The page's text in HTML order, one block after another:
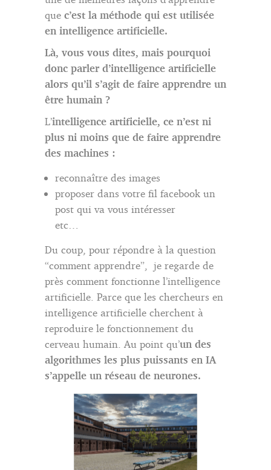
que c’est la méthode qui est utilisée
en intelligence artificielle.
Là, vous vous dites, mais pourquoi
donc parler d’intelligence artificielle
alors qu’il s’agit de faire apprendre un
être humain ?
L’intelligence artificielle, ce n’est ni
plus ni moins que de faire apprendre
des machines :
reconnaître des images
proposer dans votre fil facebook un
post qui va vous intéresser
etc…
Du coup, pour répondre à la question
“comment apprendre”, je regarde de
près comment fonctionne l’intelligence
artificielle. Parce que les chercheurs en
intelligence artificielle cherchent à
reproduire le fonctionnement du
cerveau humain. Au point qu’un des
algorithmes les plus puissants en IA
s’appelle un réseau de neurones.